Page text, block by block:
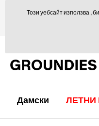
Ще се радваме да ви
Дамски
Този уебсайт използва